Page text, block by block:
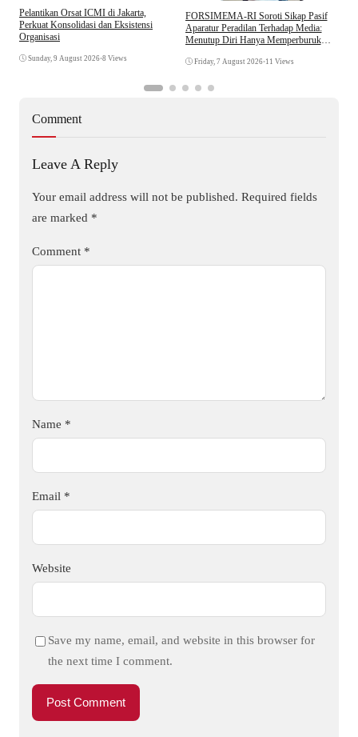
Pelantikan Orsat ICMI di Jakarta,
Perkuat Konsolidasi dan Eksistensi
Organisasi
Sunday, 9 August 2026•8 Views
​FORSIMEMA-RI Soroti Sikap Pasif
Aparatur Peradilan Terhadap Media:
Menutup Diri Hanya Memperburuk
Friday, 7 August 2026•11 Views
Comment
Leave A Reply
Your email address will not be published. Required fields
are marked *
Comment *
Name *
Email *
Website
Save my name, email, and website in this browser for
the next time I comment.